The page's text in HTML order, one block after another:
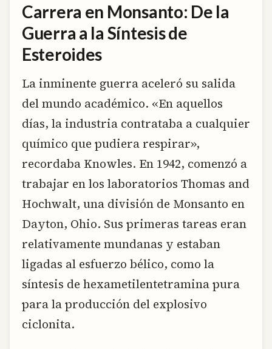
Carrera en Monsanto: De la
Guerra a la Síntesis de
Esteroides
La inminente guerra aceleró su salida
del mundo académico. «En aquellos
días, la industria contrataba a cualquier
químico que pudiera respirar»,
recordaba Knowles. En 1942, comenzó a
trabajar en los laboratorios Thomas and
Hochwalt, una división de Monsanto en
Dayton, Ohio. Sus primeras tareas eran
relativamente mundanas y estaban
ligadas al esfuerzo bélico, como la
síntesis de hexametilentetramina pura
para la producción del explosivo
ciclonita.